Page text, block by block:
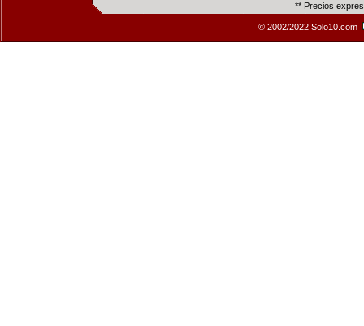
** Precios
© 2002/2022 Solo10.com